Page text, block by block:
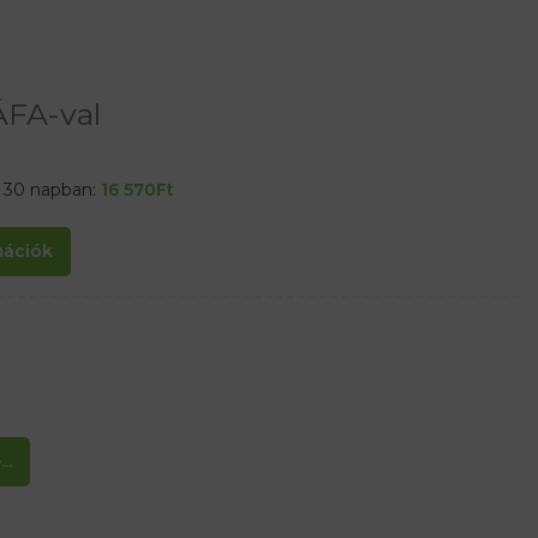
val
napban: 16 570Ft